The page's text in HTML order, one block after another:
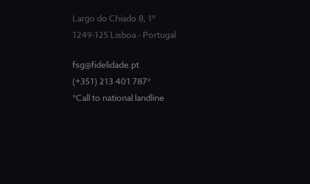
Largo do Chiado 8, 1º
1249-125 Lisboa - Portugal
fsg@fidelidade.pt
(+351) 213 401 787*
*Call to national landline